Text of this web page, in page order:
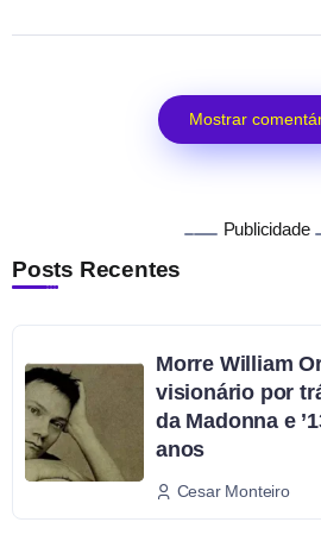
Mostrar
Publicidade
Posts Recentes
Morre William
visionário por
da Madonna e
anos
Cesar Monteiro